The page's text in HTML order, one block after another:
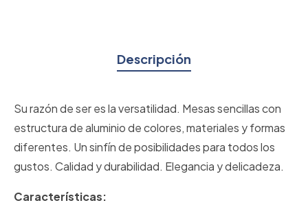
Descripción
Su razón de ser es la versatilidad. Mesas sencillas con
estructura de aluminio de colores, materiales y formas
diferentes. Un sinfín de posibilidades para todos los
gustos. Calidad y durabilidad. Elegancia y delicadeza.
Características: